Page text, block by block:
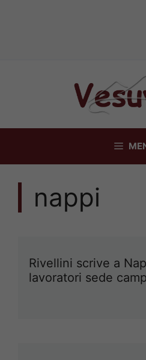
nappi
Rivellini scrive a
lavoratori sede